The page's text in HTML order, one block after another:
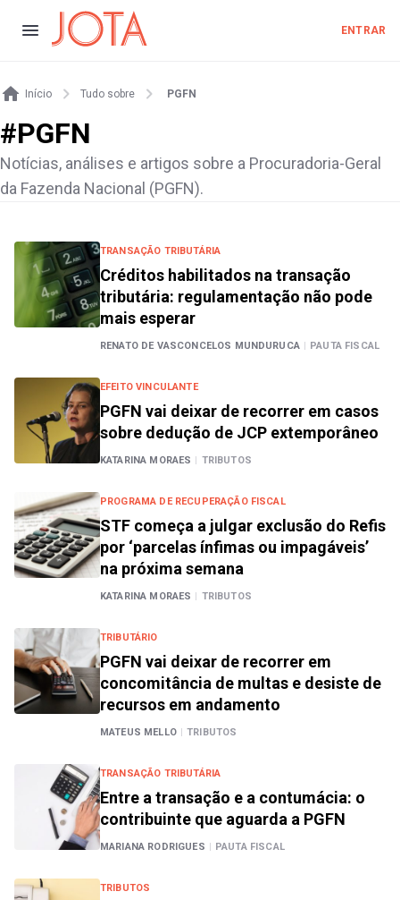
ENTRAR
Início Tudo sobre PGFN
#PGFN
Notícias, análises e artigos sobre a Procuradoria-Geral
da Fazenda Nacional (PGFN).
TRANSAÇÃO TRIBUTÁRIA
Créditos habilitados na transação
tributária: regulamentação não pode
mais esperar
RENATO DE VASCONCELOS MUNDURUCA | PAUTA FISCAL
EFEITO VINCULANTE
PGFN vai deixar de recorrer em casos
sobre dedução de JCP extemporâneo
KATARINA MORAES | TRIBUTOS
PROGRAMA DE RECUPERAÇÃO FISCAL
STF começa a julgar exclusão do Refis
por ‘parcelas ínfimas ou impagáveis’
na próxima semana
KATARINA MORAES | TRIBUTOS
TRIBUTÁRIO
PGFN vai deixar de recorrer em
concomitância de multas e desiste de
recursos em andamento
MATEUS MELLO | TRIBUTOS
TRANSAÇÃO TRIBUTÁRIA
Entre a transação e a contumácia: o
contribuinte que aguarda a PGFN
MARIANA RODRIGUES | PAUTA FISCAL
TRIBUTOS